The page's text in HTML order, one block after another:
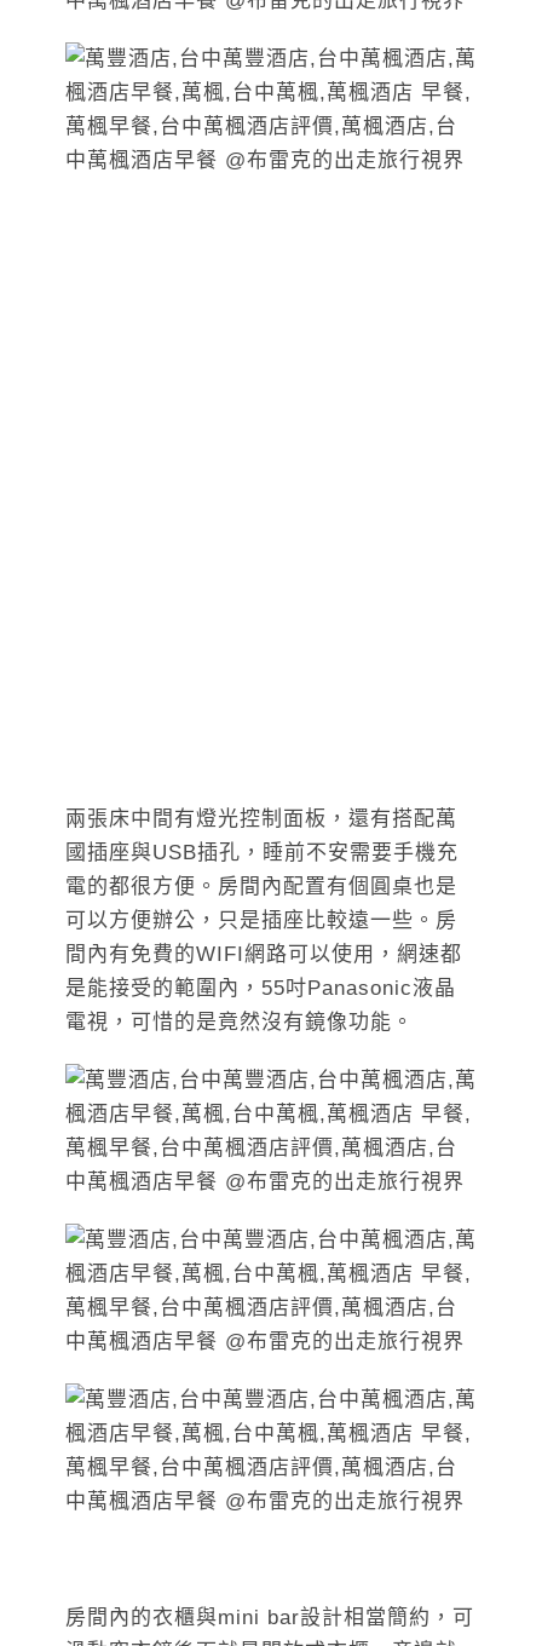
兩張床中間有燈光控制面板，還有搭配萬
國插座與USB插孔，睡前不安需要手機充
電的都很方便。房間內配置有個圓桌也是
可以方便辦公，只是插座比較遠一些。房
間內有免費的WIFI網路可以使用，網速都
是能接受的範圍內，55吋Panasonic液晶
電視，可惜的是竟然沒有鏡像功能。
房間內的衣櫃與mini bar設計相當簡約，可